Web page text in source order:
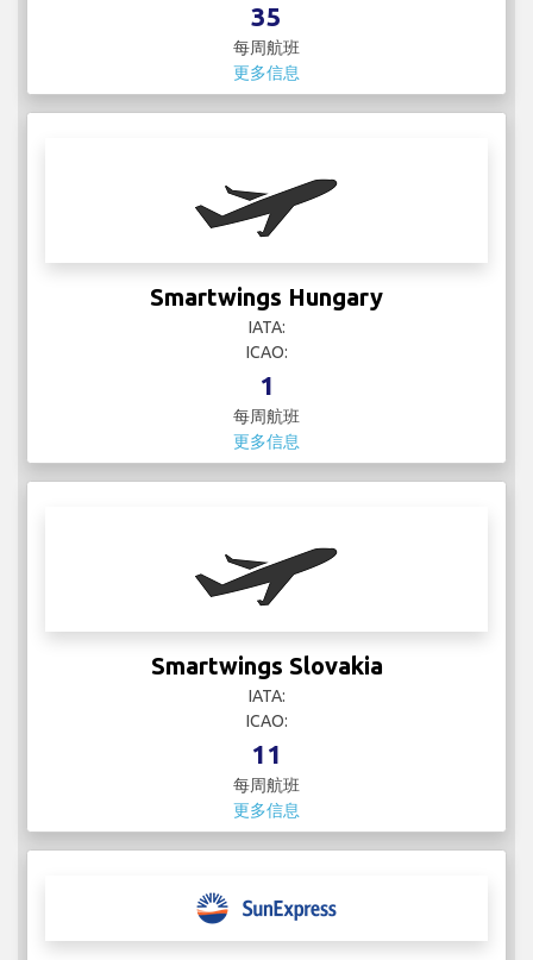
35
每周航班
更多信息
Smartwings Hungary
IATA:
ICAO:
1
每周航班
更多信息
Smartwings Slovakia
IATA:
ICAO:
11
每周航班
更多信息